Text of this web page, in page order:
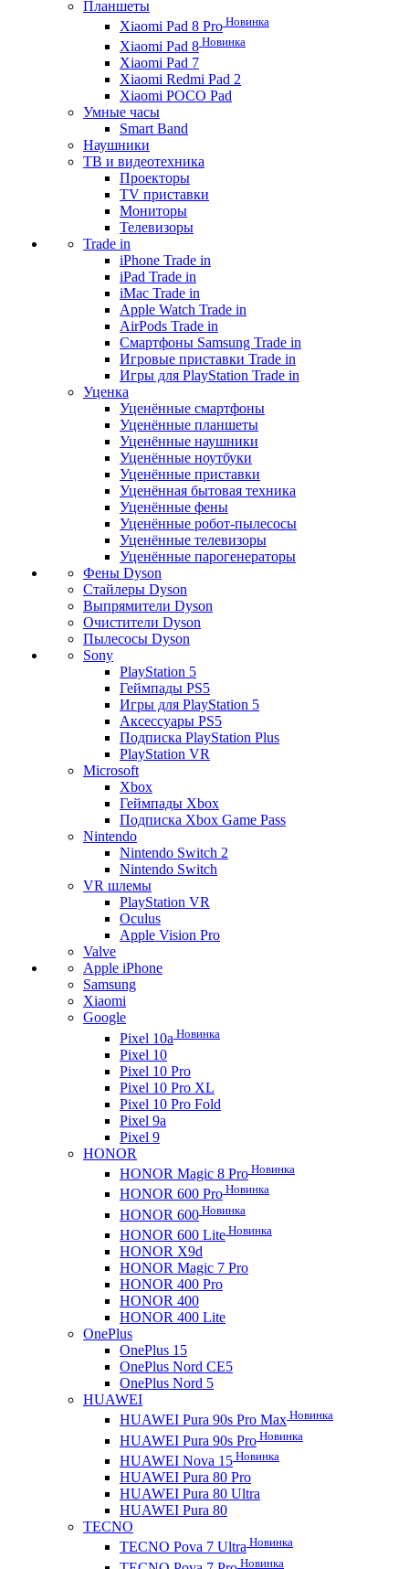
Планшеты
Xiaomi Pad 8 Pro Новинка
Xiaomi Pad 8 Новинка
Xiaomi Pad 7
Xiaomi Redmi Pad 2
Xiaomi POCO Pad
Умные часы
Smart Band
Наушники
ТВ и видеотехника
Проекторы
TV приставки
Мониторы
Телевизоры
Trade in
iPhone Trade in
iPad Trade in
iMac Trade in
Apple Watch Trade in
AirPods Trade in
Смартфоны Samsung Trade in
Игровые приставки Trade in
Игры для PlayStation Trade in
Уценка
Уценённые смартфоны
Уценённые планшеты
Уценённые наушники
Уценённые ноутбуки
Уценённые приставки
Уценённая бытовая техника
Уценённые фены
Уценённые робот-пылесосы
Уценённые телевизоры
Уценённые парогенераторы
Фены Dyson
Стайлеры Dyson
Выпрямители Dyson
Очистители Dyson
Пылесосы Dyson
Sony
PlayStation 5
Геймпады PS5
Игры для PlayStation 5
Аксессуары PS5
Подписка PlayStation Plus
PlayStation VR
Microsoft
Xbox
Геймпады Xbox
Подписка Xbox Game Pass
Nintendo
Nintendo Switch 2
Nintendo Switch
VR шлемы
PlayStation VR
Oculus
Apple Vision Pro
Valve
Apple iPhone
Samsung
Xiaomi
Google
Pixel 10a Новинка
Pixel 10
Pixel 10 Pro
Pixel 10 Pro XL
Pixel 10 Pro Fold
Pixel 9a
Pixel 9
HONOR
HONOR Magic 8 Pro Новинка
HONOR 600 Pro Новинка
HONOR 600 Новинка
HONOR 600 Lite Новинка
HONOR X9d
HONOR Magic 7 Pro
HONOR 400 Pro
HONOR 400
HONOR 400 Lite
OnePlus
OnePlus 15
OnePlus Nord CE5
OnePlus Nord 5
HUAWEI
HUAWEI Pura 90s Pro Max Новинка
HUAWEI Pura 90s Pro Новинка
HUAWEI Nova 15 Новинка
HUAWEI Pura 80 Pro
HUAWEI Pura 80 Ultra
HUAWEI Pura 80
TECNO
TECNO Pova 7 Ultra Новинка
Новинка